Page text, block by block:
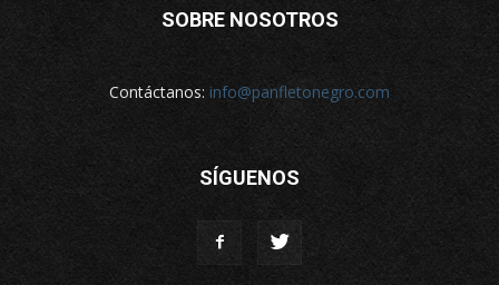
SOBRE NOSOTROS
Contáctanos: info@panfletonegro.com
SÍGUENOS